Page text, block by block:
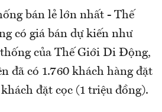
bán lẻ lớn nhất - Thế
có giá bán dự kiến như
của Thế Giới Di Động,
đã có 1.760 khách hàng đặt
đặt cọc (1 triệu đồng).